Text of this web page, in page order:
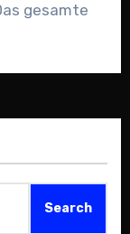
gesamte
Search